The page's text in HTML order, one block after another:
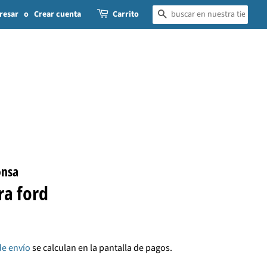
o Crear cuenta Carrito BUSCAR
ford
envíose calculan en la pantalla de pagos.